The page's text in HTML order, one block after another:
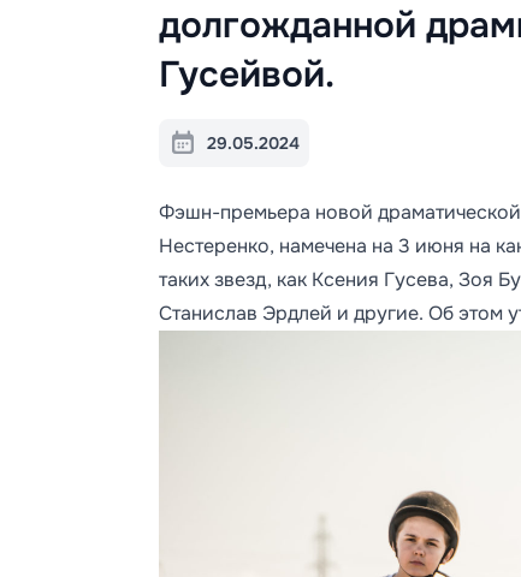
долгожданной
Гусейвой.
29.05.2024
Фэшн-премьера новой
Нестеренко, намечена на 3 июня на
таких звезд, как Ксения Гусева, Зоя
Станислав Эрдлей и другие. Об этом